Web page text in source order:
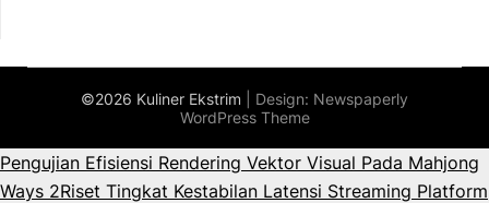
©2026 Kuliner Ekstrim | Design: Newspaperly
WordPress Theme
Pengujian Efisiensi Rendering Vektor Visual Pada Mahjong
Ways 2Riset Tingkat Kestabilan Latensi Streaming Platform